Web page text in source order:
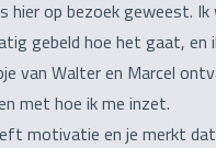
hier op bezoek geweest. Ik
gebeld hoe het gaat, en
van Walter en Marcel
met hoe ik me inzet.
motivatie en je merkt